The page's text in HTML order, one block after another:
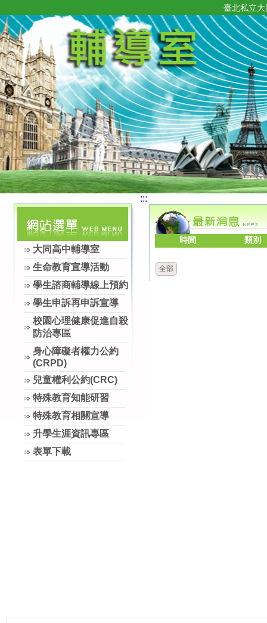
臺北私立
大同高中輔導室
生命教育宣導活動
學生諮商輔導線上預約
學生申訴再申訴宣導
校園心理健康促進自殺
防治專區
身心障礙者權力公約
(CRPD)
兒童權利公約(CRC)
特殊教育知能研習
特殊教育相關宣導
升學生涯資訊專區
表單下載
:::
時間 類別
全部